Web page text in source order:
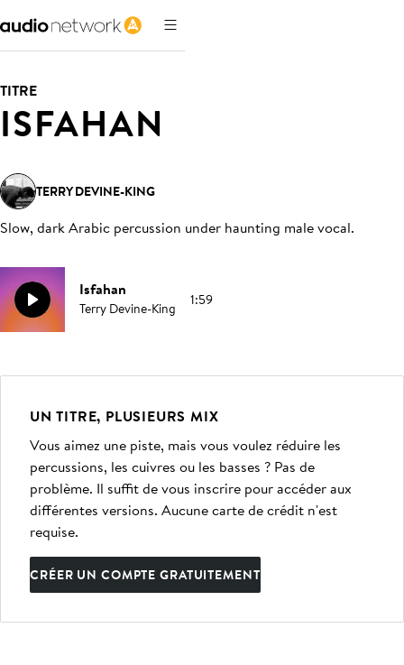
TITRE
ISFAHAN
TERRY DEVINE-KING
Slow, dark Arabic percussion under haunting male vocal.
Isfahan
Terry Devine-King 1:59
UN TITRE, PLUSIEURS MIX
Vous aimez une piste, mais vous voulez réduire les
percussions, les cuivres ou les basses ? Pas de
problème. Il suffit de vous inscrire pour accéder aux
différentes versions. Aucune carte de crédit n'est
requise.
CRÉER UN COMPTE GRATUITEMENT